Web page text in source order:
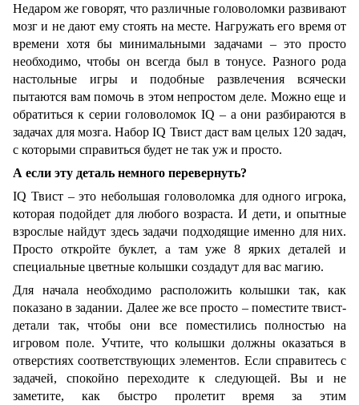
Недаром же говорят, что различные головоломки развивают
мозг и не дают ему стоять на месте. Нагружать его время от
времени хотя бы минимальными задачами – это просто
необходимо, чтобы он всегда был в тонусе. Разного рода
настольные игры и подобные развлечения всячески
пытаются вам помочь в этом непростом деле. Можно еще и
обратиться к серии головоломок IQ – а они разбираются в
задачах для мозга. Набор IQ Твист даст вам целых 120 задач,
с которыми справиться будет не так уж и просто.
А если эту деталь немного перевернуть?
IQ Твист – это небольшая головоломка для одного игрока,
которая подойдет для любого возраста. И дети, и опытные
взрослые найдут здесь задачи подходящие именно для них.
Просто откройте буклет, а там уже 8 ярких деталей и
специальные цветные колышки создадут для вас магию.
Для начала необходимо расположить колышки так, как
показано в задании. Далее же все просто – поместите твист-
детали так, чтобы они все поместились полностью на
игровом поле. Учтите, что колышки должны оказаться в
отверстиях соответствующих элементов. Если справитесь с
задачей, спокойно переходите к следующей. Вы и не
заметите, как быстро пролетит время за этим